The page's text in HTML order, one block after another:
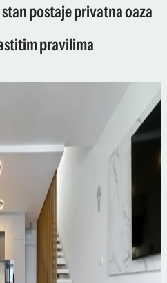
postaje privatna oaza
pravilima